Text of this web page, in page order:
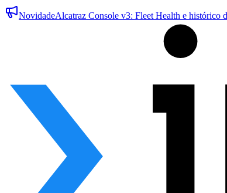
NovidadeAlcatraz Console v3: Fleet Health e histórico